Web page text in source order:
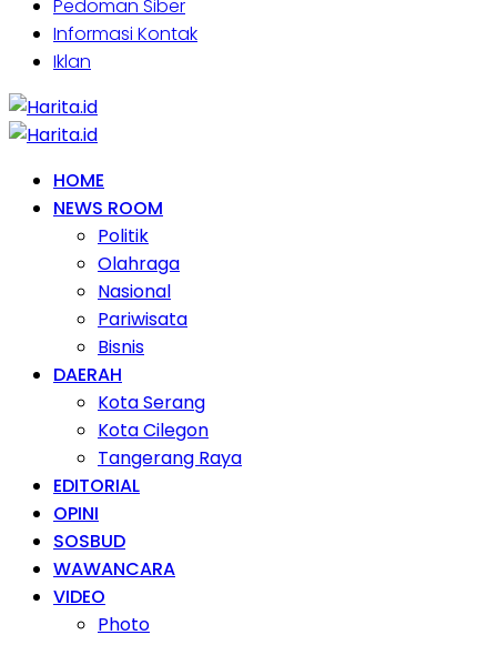
Pedoman Siber
Informasi Kontak
Iklan
HOME
NEWS ROOM
Politik
Olahraga
Nasional
Pariwisata
Bisnis
DAERAH
Kota Serang
Kota Cilegon
Tangerang Raya
EDITORIAL
OPINI
SOSBUD
WAWANCARA
VIDEO
Photo